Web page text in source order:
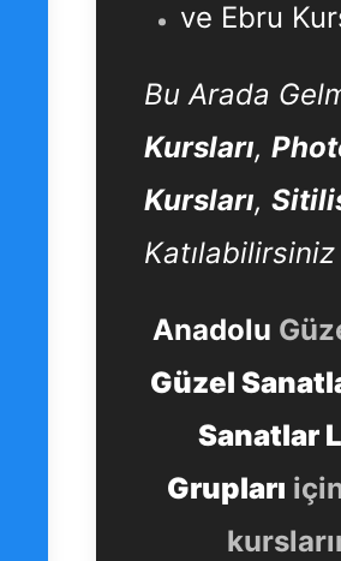
ve Ebru
Bu Arada
Kursları,
Kursları,
Katılabilirsiniz
Anadolu
Güzel
Sanatlar
Grupları